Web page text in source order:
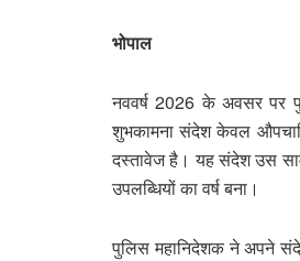
भोपाल
नववर्ष 2026 के अवसर पर
शुभकामना संदेश केवल
दस्तावेज है। यह संदेश उस
उपलब्धियों का वर्ष बना।
पुलिस महानिदेशक ने अपने